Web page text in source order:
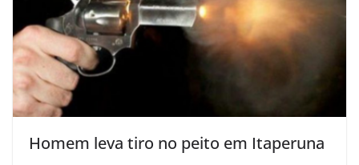
Homem leva tiro no peito em Itaperuna